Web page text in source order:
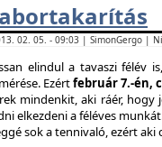
02. 05. - 09:03 | SimonGergo |
elindul a tavaszi félév
Ezértfebruár 7.-én,
mindenkit, aki ráér,
elkezdeni a féléves
sok a tennivaló, ezért